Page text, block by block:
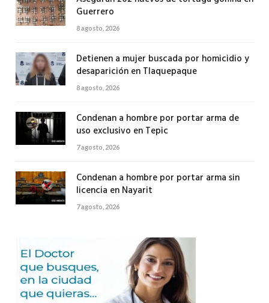
Guerrero
8 agosto, 2026
Detienen a mujer buscada por homicidio y
desaparición en Tlaquepaque
8 agosto, 2026
Condenan a hombre por portar arma de
uso exclusivo en Tepic
7 agosto, 2026
Condenan a hombre por portar arma sin
licencia en Nayarit
7 agosto, 2026